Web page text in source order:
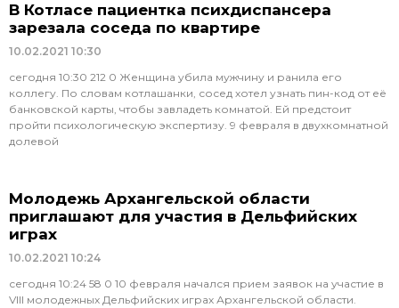
В Котласе пациентка психдиспансера
зарезала соседа по квартире
10.02.2021 10:30
сегодня 10:30 212 0 Женщина убила мужчину и ранила его
коллегу. По словам котлашанки, сосед хотел узнать пин-код от её
банковской карты, чтобы завладеть комнатой. Ей предстоит
пройти психологическую экспертизу. 9 февраля в двухкомнатной
долевой
Молодежь Архангельской области
приглашают для участия в Дельфийских
играх
10.02.2021 10:24
сегодня 10:24 58 0 10 февраля начался прием заявок на участие в
VIII молодежных Дельфийских играх Архангельской области.